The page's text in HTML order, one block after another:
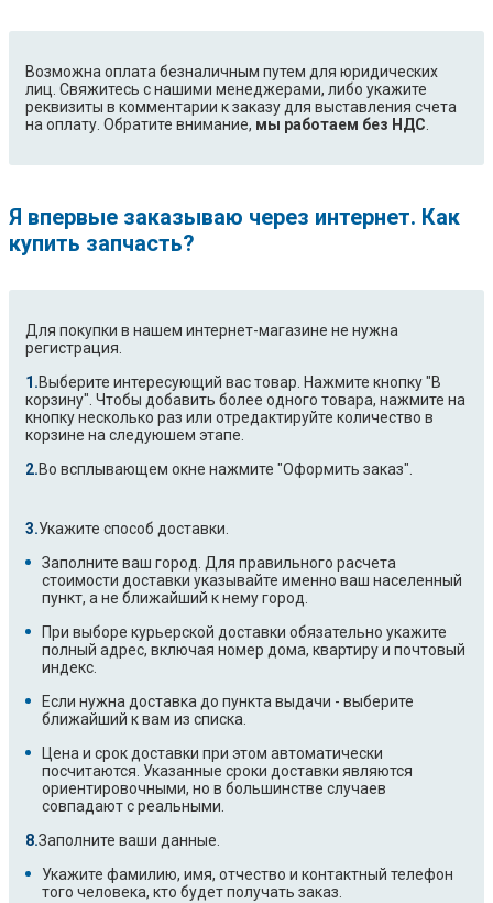
Возможна оплата безналичным путем для юридических
лиц. Свяжитесь с нашими менеджерами, либо укажите
реквизиты в комментарии к заказу для выставления счета
на оплату. Обратите внимание, мы работаем без НДС
Я впервые заказываю через интернет. Как
купить запчасть?
Для покупки в нашем интернет-магазине не нужна
регистрация.
Выберите интересующий вас товар. Нажмите кнопку "В
корзину". Чтобы добавить более одного товара, нажмите на
кнопку несколько раз или отредактируйте количество в
корзине на следуюшем этапе.
Во всплывающем окне нажмите "Оформить заказ".
Укажите способ доставки.
Заполните ваш город. Для правильного расчета
стоимости доставки указывайте именно ваш населенный
пункт, а не ближайший к нему город.
При выборе курьерской доставки обязательно укажите
полный адрес, включая номер дома, квартиру и почтовый
индекс.
Если нужна доставка до пункта выдачи - выберите
ближайший к вам из списка.
Цена и срок доставки при этом автоматически
посчитаются. Указанные сроки доставки являются
ориентировочными, но в большинстве случаев
совпадают с реальными.
Заполните ваши данные.
Укажите фамилию, имя, отчество и контактный телефон
того человека, кто будет получать заказ.